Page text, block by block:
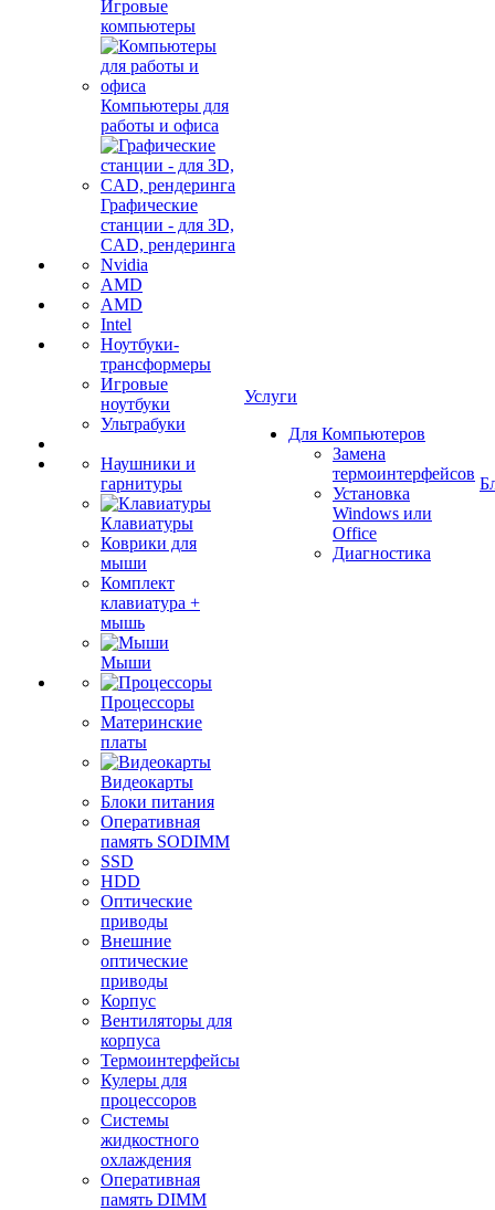
Игровые
компьютеры
Компьютеры для
работы и офиса
Графические
станции - для 3D,
CAD, рендеринга
Nvidia
AMD
AMD
Intel
Ноутбуки-
трансформеры
Игровые
ноутбуки
Ультрабуки
Наушники и
гарнитуры
Клавиатуры
Коврики для
мыши
Комплект
клавиатура +
мышь
Мыши
Процессоры
Материнские
платы
Видеокарты
Блоки питания
Оперативная
память SODIMM
SSD
HDD
Оптические
приводы
Внешние
оптические
приводы
Корпус
Вентиляторы для
корпуса
Термоинтерфейсы
Кулеры для
процессоров
Системы
жидкостного
охлаждения
Оперативная
память DIMM
Услуги
Для Компьютеров
Замена
термоинтерфейсов
Установка
Windows или
Office
Диагностика